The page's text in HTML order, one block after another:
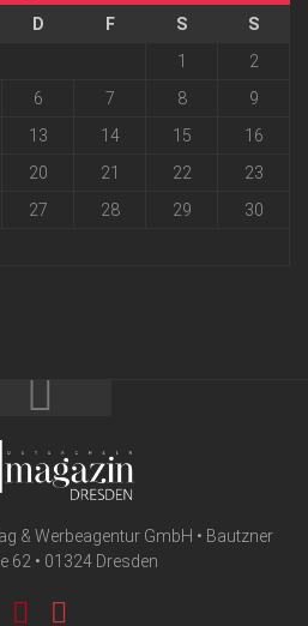
D F S
S
1
2
6 7 8
9
13 14 15
16
20 21 22
23
27 28 29
30
& Werbeagentur GmbH • Bautzner
62 • 01324 Dresden